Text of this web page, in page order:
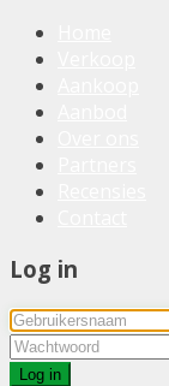
Log in
Log in